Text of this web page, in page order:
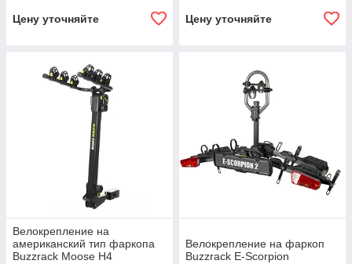
Цену уточняйте Цену уточняйте
Велокрепление на
американский тип фаркопа
Buzzrack Moose H4
Велокрепление на фаркоп
Buzzrack E-Scorpion